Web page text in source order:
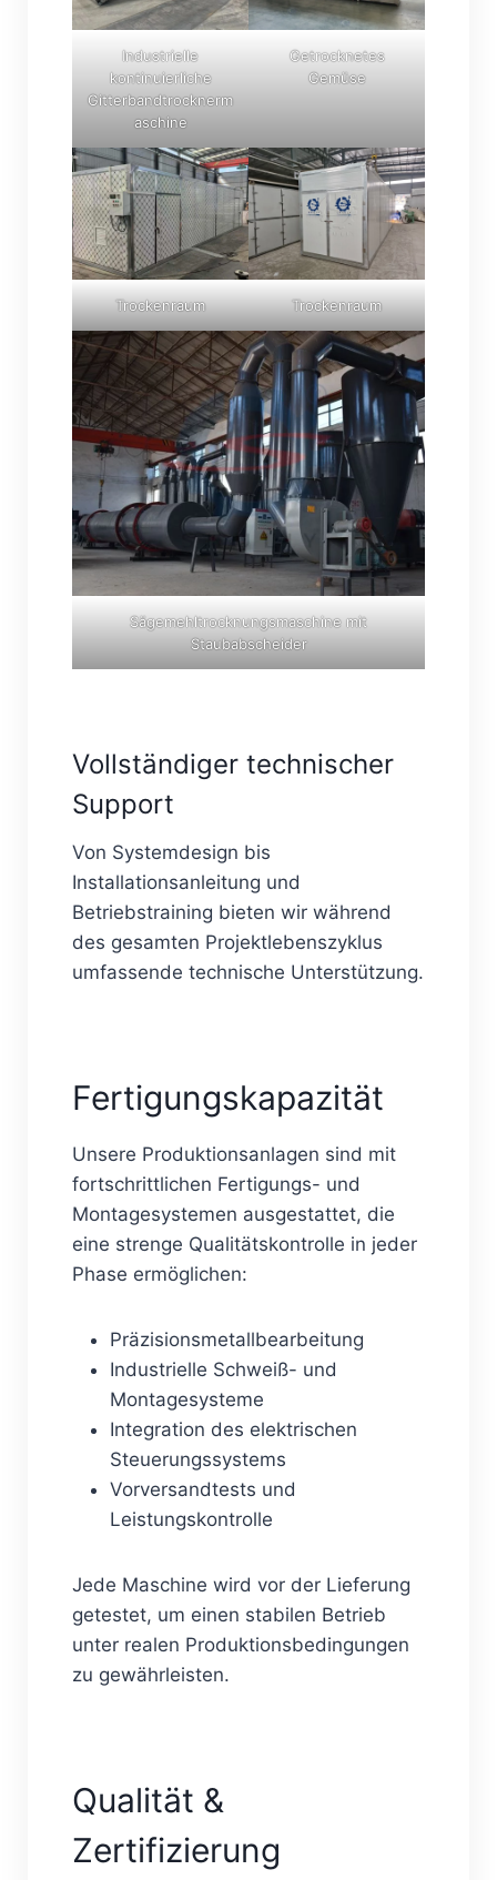
Industrielle
kontinuierliche
Gitterbandtrocknerm
aschine
Getrocknetes
Gemüse
Trockenraum Trockenraum
Sägemehltrocknungsmaschine mit
Staubabscheider
Vollständiger technischer
Support
Von Systemdesign bis
Installationsanleitung und
Betriebstraining bieten wir während
des gesamten Projektlebenszyklus
umfassende technische Unterstützung.
Fertigungskapazität
Unsere Produktionsanlagen sind mit
fortschrittlichen Fertigungs- und
Montagesystemen ausgestattet, die
eine strenge Qualitätskontrolle in jeder
Phase ermöglichen:
Präzisionsmetallbearbeitung
Industrielle Schweiß- und
Montagesysteme
Integration des elektrischen
Steuerungssystems
Vorversandtests und
Leistungskontrolle
Jede Maschine wird vor der Lieferung
getestet, um einen stabilen Betrieb
unter realen Produktionsbedingungen
zu gewährleisten.
Qualität &
Zertifizierung